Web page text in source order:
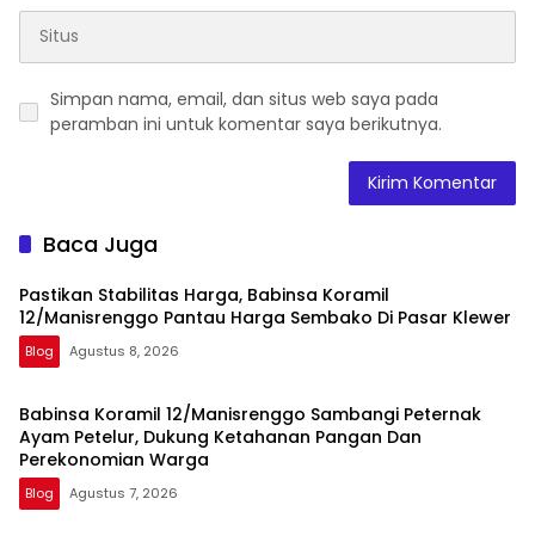
Simpan nama, email, dan situs web saya pada
peramban ini untuk komentar saya berikutnya.
Baca Juga
Pastikan Stabilitas Harga, Babinsa Koramil
12/Manisrenggo Pantau Harga Sembako Di Pasar Klewer
Blog Agustus 8, 2026
Babinsa Koramil 12/Manisrenggo Sambangi Peternak
Ayam Petelur, Dukung Ketahanan Pangan Dan
Perekonomian Warga
Blog Agustus 7, 2026